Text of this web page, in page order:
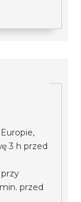
3 h przed
przed